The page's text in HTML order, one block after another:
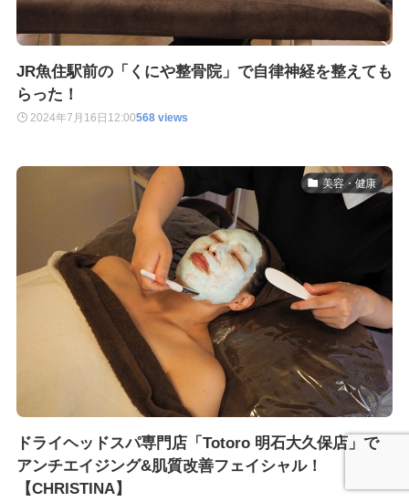
JR魚住駅前の「くにや整骨院」で自律神経を整えても
らった！
2024年7月16日 12:00568 views
美容・健康
ドライヘッドスパ専門店「Totoro 明石大久保店」で
アンチエイジング&肌質改善フェイシャル！
【CHRISTINA】